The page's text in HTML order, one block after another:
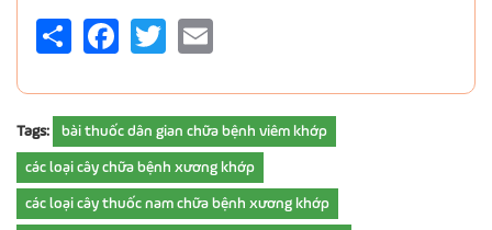
Share FacebookTwitter
Tags: bài thuốc dân gian chữa bệnh viêm khớp
các loại cây chữa bệnh xương khớp
các loại cây thuốc nam chữa bệnh xương khớp